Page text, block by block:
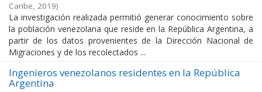
Caribe, 2019)
La investigación realizada permitió generar conocimiento sobre
la población venezolana que reside en la República Argentina, a
partir de los datos provenientes de la Dirección Nacional de
Migraciones y de los recolectados ...
Ingenieros venezolanos residentes en la República
Argentina